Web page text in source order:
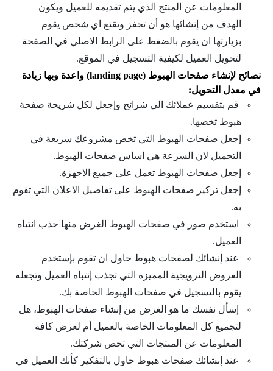
المعلومات عن المنتج الذي يتم تقديمه للعميل ويكون
الهدف من إنشائها هو أن تحفز وتقنع اي شخص يقوم
بزيارتها ان يقوم بالضغط على الرابط الاصلي في الصفحة
لتحويل العميل لكيفية التسجيل في الموقع.
نصائح لإنشاء
صفحات الهبوط (landing page) واعدة وبها زيادة
في معدل التحويل:
قم بتقسيم عملائك الي شرائح وإجعل لكل شريحة صفحة
هبوط تخصها.
إجعل صفحات الهبوط التي تخص مشروعك سريعة في
التحميل لان السرعة هي اساس صفحات الهبوط.
إجعل صفحات الهبوط تعمل على جميع الاجهزة.
إجعل تركيز صفحات الهبوط على تفاصيل الاعلان التي تقوم
به.
استخدم صور في صفحات الهبوط الغرض منها جذب انتباه
العميل.
عند إنشائك لصفحات هبوط حاول ان تقوم بإستخدم
العروض الترويجية المميزة التي تجذب إنتباه العميل وتجعله
يقوم بالتسجيل في صفحات الهبوط الخاصة بك.
إسأل نفسك ما هو الغرض من إنشاء صفحات الهبوط، هل
لتجميع كل المعلومات الخاصة بالعميل أم لعرض كافة
المعلومات عن المنتجات التي تخص شركتك.
عند إنشائك صفحات هبوط حاول بالتفكير كأنك العميل في